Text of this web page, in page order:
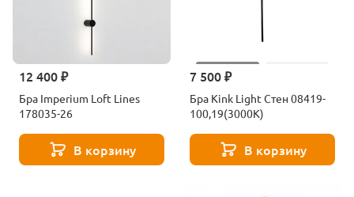
12 400 ₽
Бра Imperium Loft Lines
178035-26
В корзину
7 500 ₽
Бра Kink Light Стен 08419-
100,19(3000K)
В корзину